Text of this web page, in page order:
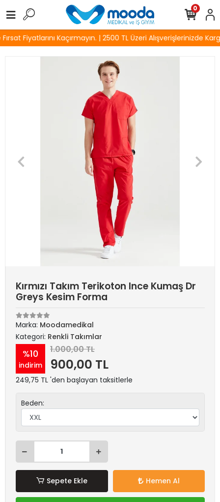
Fiyatlarını Kaçırmayın. | 2500 TL Üzeri Alışverişlerinizde
0
Kırmızı Takım Terikoton Ince Kumaş Dr
Greys Kesim Forma
Marka: Moodamedikal
Kategori: Renkli Takımlar
%10
indirim
1.000,00 TL
900,00 TL
249,75 TL 'den başlayan taksitlerle
Beden:
Sepete Ekle Hemen Al